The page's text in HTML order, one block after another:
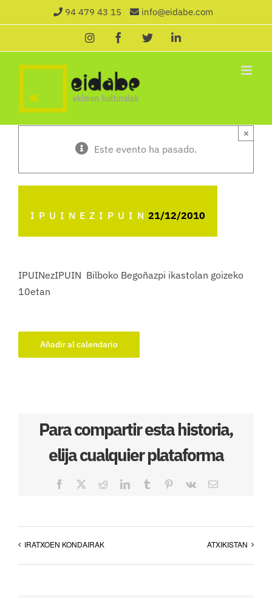
al
94 479 43 15 info@eidabe.com
InstagramFacebook
X LinkedIn
Este evento ha pasado.
×
IPUINEZIPUIN 21/12/2010
IPUINezIPUIN Bilboko Begoñazpi ikastolan goizeko
10etan
Añadir al calendario
Para compartir esta historia,
elija cualquier plataforma
Facebook RedditLinkedInTumblr Pinterest
Vk
Correo
IRATXOEN KONDAIRAK ATXIKISTAN